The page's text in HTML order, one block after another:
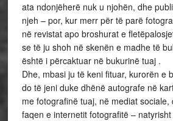
ata ndonjëherë nuk u njohën, dhe
njeh – por, kur merr për të parë
në revistat apo broshurat e
se të ju shoh në skenën e madhe të
është i përcaktuar në bukurinë tuaj .
Dhe, mbasi ju të keni fituar, kurorën e
do të jeni duke dhënë autografe në
me fotografinë tuaj, në mediat sociale,
faqen e internetit fotografitë –